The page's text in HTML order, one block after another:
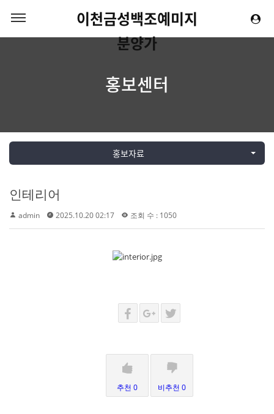
이천금성백조예미지
분양가
홍보센터
홍보자료
인테리어
admin 2025.10.20 02:17 조회 수 : 1050
추천 0 비추천 0